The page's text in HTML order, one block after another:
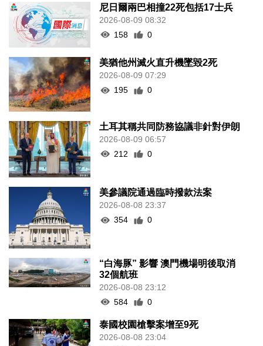
尼日爾兩巴相撞22死包括17士兵
2026-08-09 08:32
158
0
美猶他州滅火直升機墜毀2死
2026-08-09 07:29
195
0
土耳其稱共同防務協議非針對伊朗
2026-08-09 06:57
212
0
美參議院通過臨時撥款法案
2026-08-08 23:37
354
0
“白海豚” 影響 澳門機場明後取消
32個航班
2026-08-08 23:12
584
0
泰國校園槍擊案增至9死
2026-08-08 23:04